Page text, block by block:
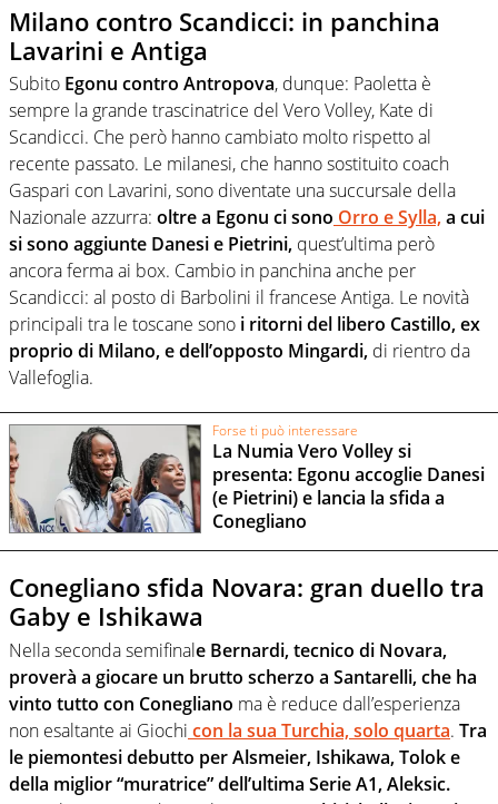
Milano contro Scandicci: in panchina
Lavarini e Antiga
Subito Egonu contro Antropova, dunque: Paoletta è
sempre la grande trascinatrice del Vero Volley, Kate di
Scandicci. Che però hanno cambiato molto rispetto al
recente passato. Le milanesi, che hanno sostituito coach
Gaspari con Lavarini, sono diventate una succursale della
Nazionale azzurra: oltre a Egonu ci sono Orro e Sylla,a cui
si sono aggiunte Danesi e Pietrini, quest’ultima però
ancora ferma ai box. Cambio in panchina anche per
Scandicci: al posto di Barbolini il francese Antiga. Le novità
principali tra le toscane sono i ritorni del libero Castillo, ex
proprio di Milano, e dell’opposto Mingardi, di rientro da
Vallefoglia.
Forse ti può interessare
La Numia Vero Volley si
presenta: Egonu accoglie Danesi
(e Pietrini) e lancia la sfida a
Conegliano
Conegliano sfida Novara: gran duello tra
Gaby e Ishikawa
Nella seconda semifinale Bernardi, tecnico di Novara,
proverà a giocare un brutto scherzo a Santarelli, che ha
vinto tutto con Conegliano ma è reduce dall’esperienza
non esaltante ai Giochi con la sua Turchia, solo quarta. Tra
le piemontesi debutto per Alsmeier, Ishikawa, Tolok e
della miglior “muratrice” dell’ultima Serie A1, Aleksic.